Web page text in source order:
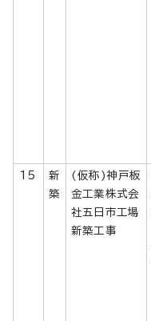
15
新
築
(仮称)神戸板
金工業株式会
社五日市工場
新築工事